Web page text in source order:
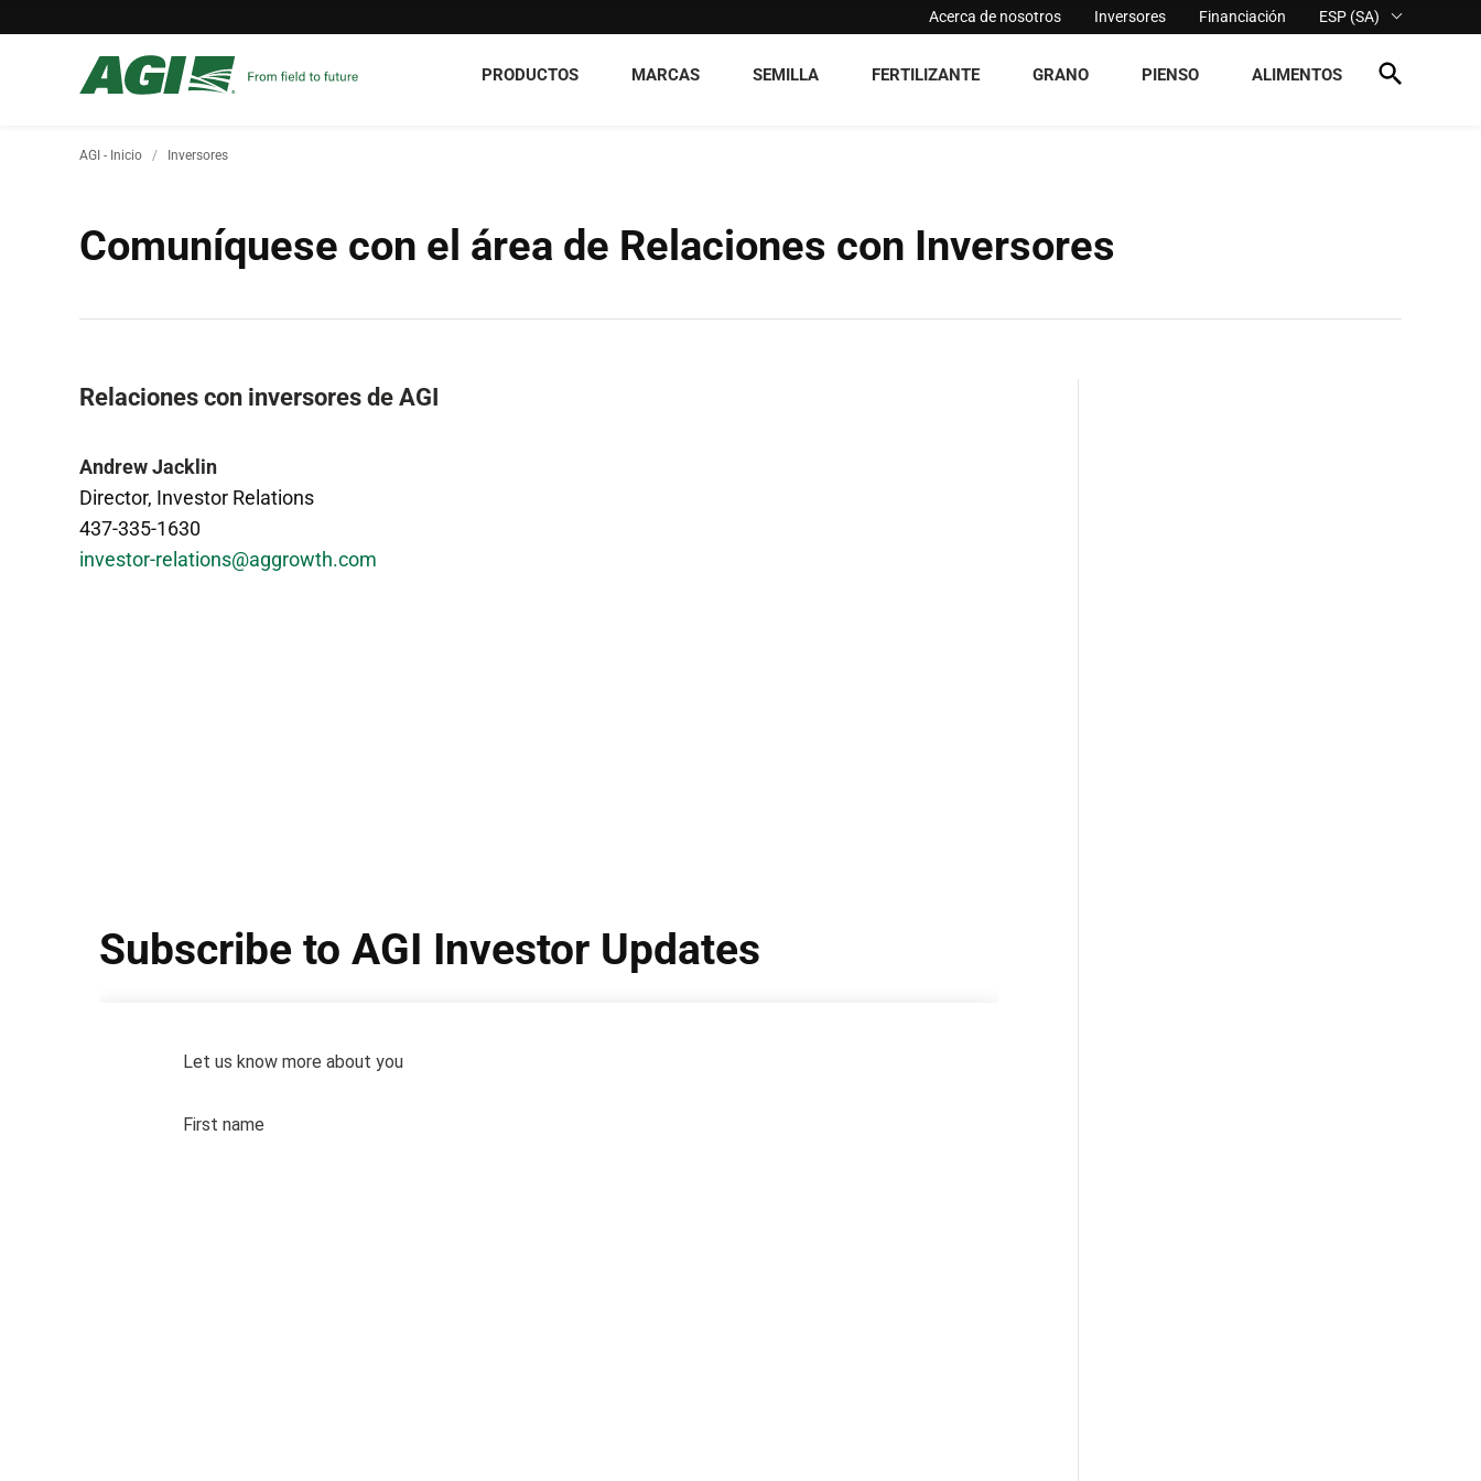
Acerca de nosotros Inversores Financiación ESP (SA)
PRODUCTOS MARCAS SEMILLA FERTILIZANTE GRANO PIENSO ALIMENTOS
AGI - Inicio Inversores
Comuníquese con el área de Relaciones con Inversores
Relaciones con inversores de AGI
Andrew Jacklin
Director, Investor Relations
437-335-1630
investor-relations@aggrowth.com
Subscribe to AGI Investor Updates